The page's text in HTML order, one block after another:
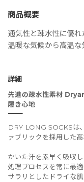
商品概要
通気性と疎水性に優れ
温暖な気候から高温な
詳細
先進の疎水性素材
履き心地
DRY LONG SOCKSは
ァブリックを採用した
かいた汗を素早く吸収
処理プロセスを常に最
サラリとしたドライな